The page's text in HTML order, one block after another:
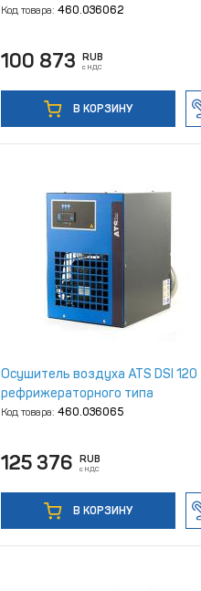
Код товара: 460.036062
100 873 RUB
с НДС
В КОРЗИНУ
Осушитель воздуха ATS DSI 120
рефрижераторного типа
Код товара: 460.036065
125 376 RUB
с НДС
В КОРЗИНУ